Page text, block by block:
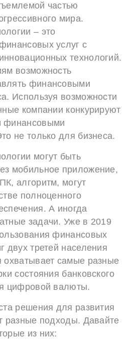
частью
мира.
– это
услуг с
технологий.
возможность
финансовыми
Используя возможности
компании конкурируют
финансовыми
не только для бизнеса.
могут быть
мобильное приложение,
алгоритм, могут
полноценного
А иногда
задачи. Уже в 2019
финансовых
двух третей населения
охватывает самые разные
состояния банковского
цифровой валюты.
решения для развития
разные подходы. Давайте
из них: